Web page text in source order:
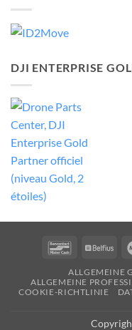
DJI ENTERPRISE
Bancontact
ALLGEMEINE
ALLGEMEINE
COOKIE-RICHTLINIE